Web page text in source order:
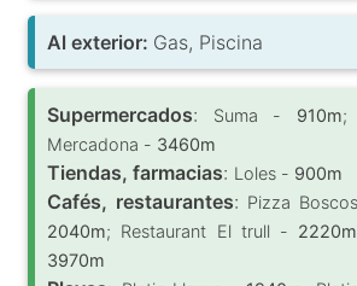
Al exterior: Gas, Piscina
Supermercados: Suma - 910m;
Mercadona - 3460m
Tiendas, farmacias: Loles - 900m
Cafés, restaurantes: Pizza
2040m; Restaurant El trull - 2220m
3970m